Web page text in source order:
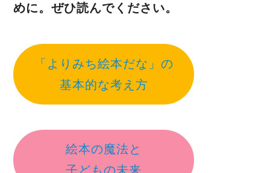
めに。ぜひ読んでください。
「よりみち絵本だな」の
基本的な考え方
絵本の魔法と